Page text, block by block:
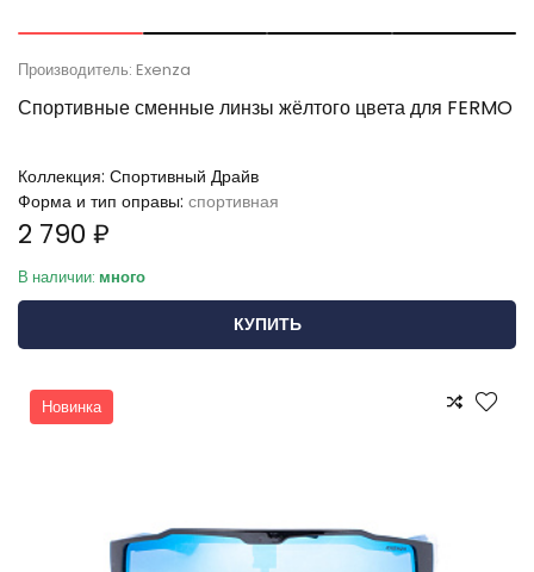
Производитель: Exenza
Спортивные сменные линзы жёлтого цвета для FERMO
Коллекция: Спортивный Драйв
Форма и тип оправы: спортивная
2 790 ₽
В наличии: много
КУПИТЬ
Новинка